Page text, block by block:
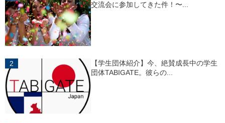
交流会に参加してきた件！〜...
【学生団体紹介】今、絶賛成長中の学生
団体TABIGATE。彼らの...